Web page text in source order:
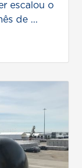
escalou o
de ...